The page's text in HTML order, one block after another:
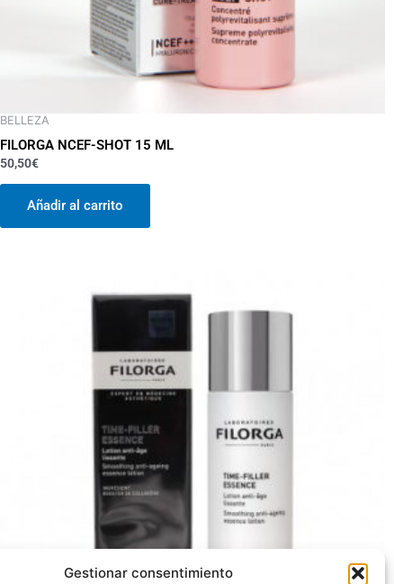
Gestionar consentimiento
BELLEZA
FILORGA NCEF-SHOT 15 ML
50,50€
Añadir al carrito